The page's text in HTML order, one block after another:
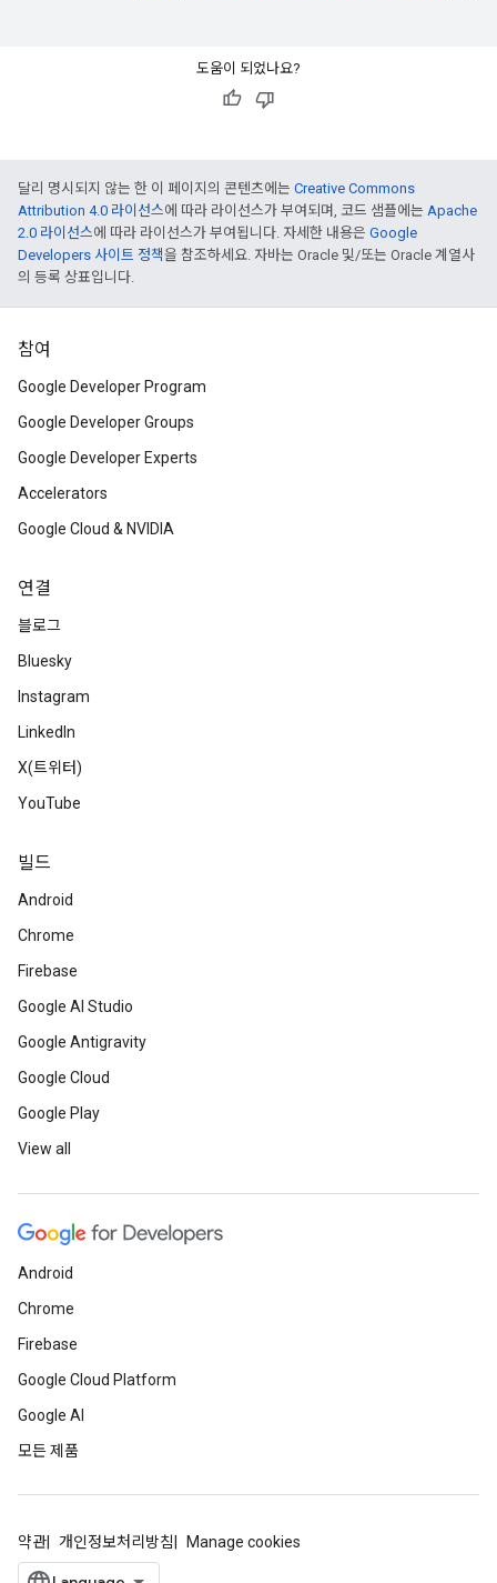
도움이 되었나요?
달리 명시되지 않는 한 이 페이지의 콘텐츠에는 Creative Commons
Attribution 4.0 라이선스에 따라 라이선스가 부여되며, 코드 샘플에는 Apache
2.0 라이선스에 따라 라이선스가 부여됩니다. 자세한 내용은 Google
Developers 사이트 정책을 참조하세요. 자바는 Oracle 및/또는 Oracle 계열사
의 등록 상표입니다.
참여
Google Developer Program
Google Developer Groups
Google Developer Experts
Accelerators
Google Cloud & NVIDIA
연결
블로그
Bluesky
Instagram
LinkedIn
X(트위터)
YouTube
빌드
Android
Chrome
Firebase
Google AI Studio
Google Antigravity
Google Cloud
Google Play
View all
Android
Chrome
Firebase
Google Cloud Platform
Google AI
모든 제품
약관 개인정보처리방침 Manage cookies